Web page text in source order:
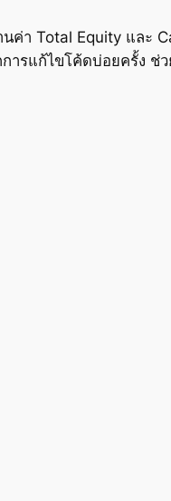
ค่า Total Equity และ
รแก้ไขโค้ดบ่อยครั้ง ช่